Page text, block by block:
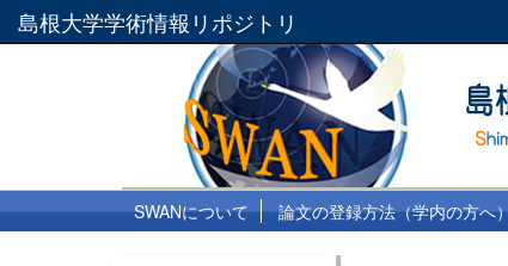
島根大学学術情報リポジトリ
SWANについて 論文の登録方法（学内の方へ